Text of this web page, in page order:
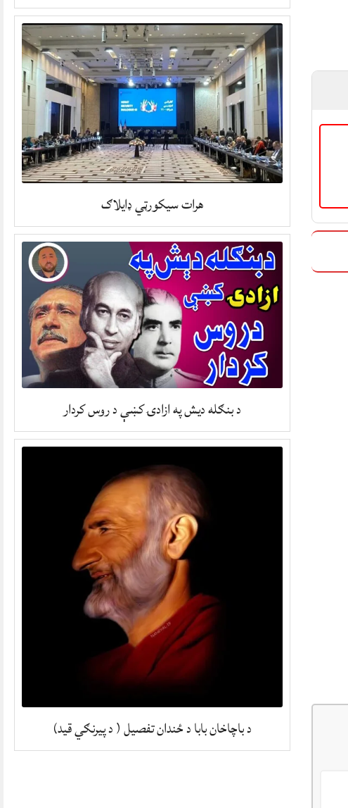
هرات سیکورټي ډایلاګ
د بنګله ديش په ازادۍ کښې د روس کردار
د باچاخان بابا د ځندان تفصیل ( د پیرنګي قید)